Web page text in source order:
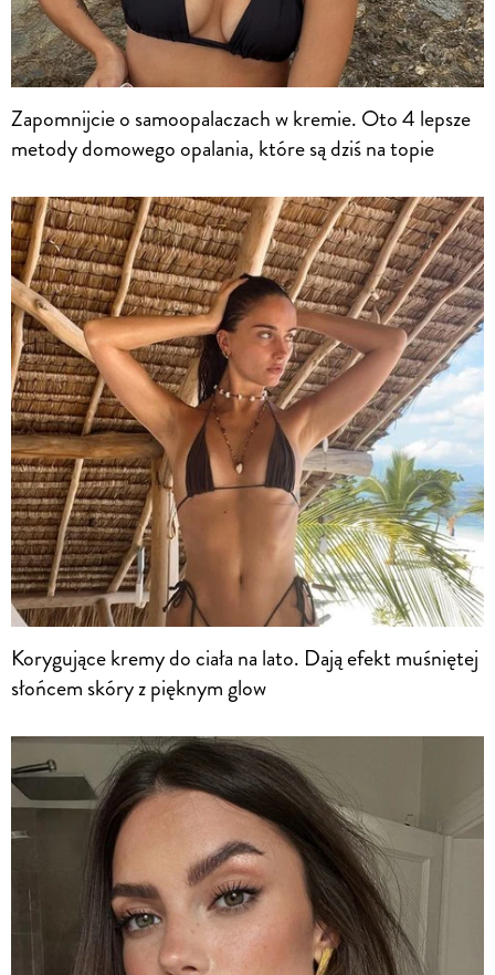
Zapomnijcie o samoopalaczach w kremie. Oto 4 lepsze
metody domowego opalania, które są dziś na topie
Korygujące kremy do ciała na lato. Dają efekt muśniętej
słońcem skóry z pięknym glow